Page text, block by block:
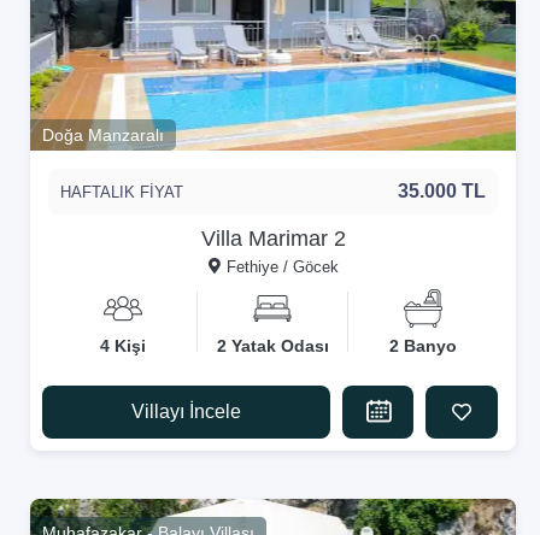
Doğa Manzaralı
Villa Marimar 2
Fethiye / Göcek
HAFTALIK FİYAT 35.000 TL
4 Kişi 2 Yatak Odası 2 Banyo
Villayı İncele